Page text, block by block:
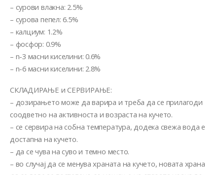
– сурови влакна: 2.5%
– сурова пепел: 6.5%
– калциум: 1.2%
– фосфор: 0.9%
– n-3 масни киселини: 0.6%
– n-6 масни киселини: 2.8%
СКЛАДИРАЊЕ и СЕРВИРАЊЕ:
– дозирањето може да варира и треба да се прилагоди
соодветно на активноста и возраста на кучето.
– се сервира на собна температура, додека свежа вода е
достапна на кучето.
– да се чува на суво и темно место.
– во случај да се менува храната на кучето, новата храна